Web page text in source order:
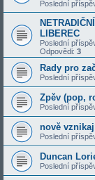
Poslední
LIBEREC
Poslední
Odpovědi: 3
Rady pro
Poslední
Zpěv (pop,
Poslední
nově
Poslední
Duncan
Poslední